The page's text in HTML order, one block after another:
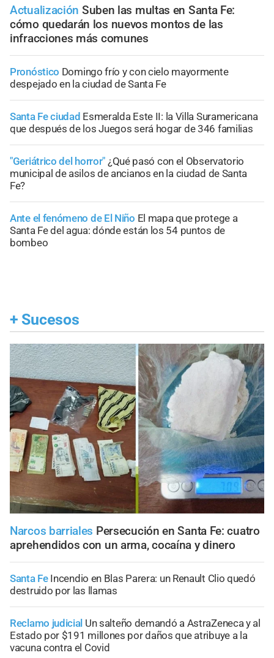
Actualización Suben las multas en Santa Fe:
cómo quedarán los nuevos montos de las
infracciones más comunes
Pronóstico Domingo frío y con cielo mayormente
despejado en la ciudad de Santa Fe
Santa Fe ciudad Esmeralda Este II: la Villa Suramericana
que después de los Juegos será hogar de 346 familias
"Geriátrico del horror" ¿Qué pasó con el Observatorio
municipal de asilos de ancianos en la ciudad de Santa
Fe?
Ante el fenómeno de El Niño El mapa que protege a
Santa Fe del agua: dónde están los 54 puntos de
bombeo
+ Sucesos
Narcos barriales Persecución en Santa Fe: cuatro
aprehendidos con un arma, cocaína y dinero
Santa Fe Incendio en Blas Parera: un Renault Clio quedó
destruido por las llamas
Reclamo judicial Un salteño demandó a AstraZeneca y al
Estado por $191 millones por daños que atribuye a la
vacuna contra el Covid